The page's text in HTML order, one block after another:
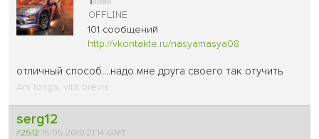
101 сообщений
http://vkontakte.ru/nasyamasya08
отличный способ....надо мне друга своего так отучить
Ars longa, vita brevis
serg12
#2512 15.05.2010 21:14 GMT